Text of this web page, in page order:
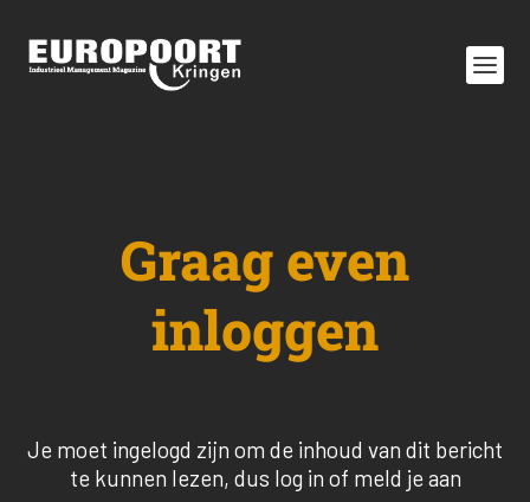
Graag even
inloggen
Je moet ingelogd zijn om de inhoud van dit bericht
te kunnen lezen, dus log in of meld je aan